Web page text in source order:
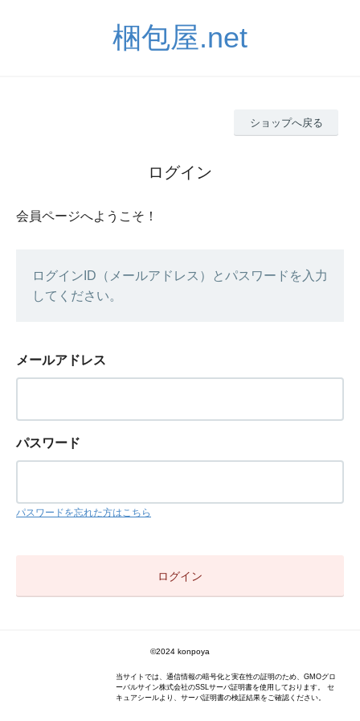
梱包屋.net
ショップへ戻る
ログイン
会員ページへようこそ！
ログインID（メールアドレス）とパスワードを入力
してください。
メールアドレス
パスワード
パスワードを忘れた方はこちら
©2024 konpoya
当サイトでは、通信情報の暗号化と実在性の証明のため、GMOグロ
ーバルサイン株式会社のSSLサーバ証明書を使用しております。 セ
キュアシールより、サーバ証明書の検証結果をご確認ください。